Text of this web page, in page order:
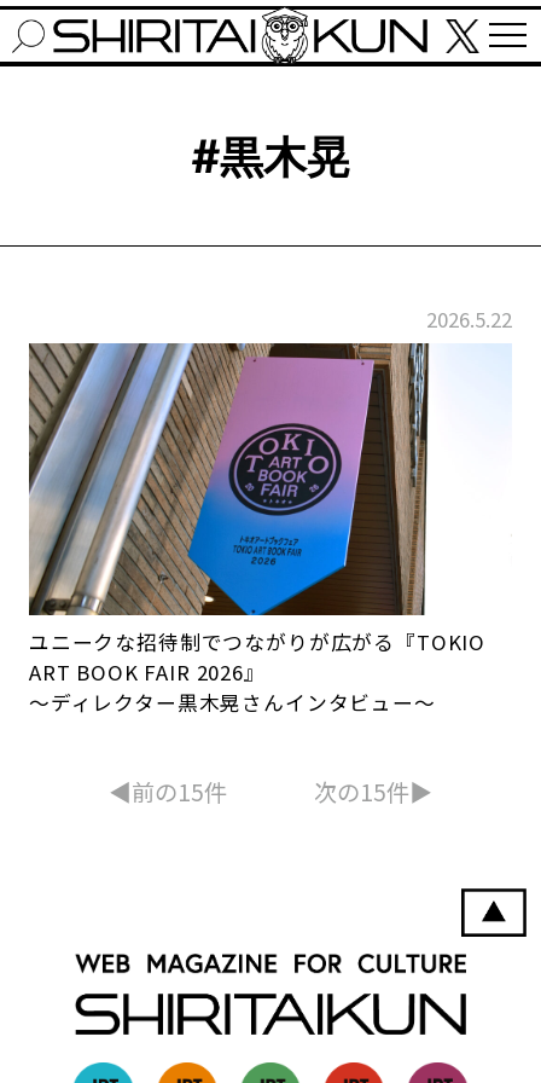
#黒木晃
2026.5.22
ユニークな招待制でつながりが広がる『TOKIO
ART BOOK FAIR 2026』
～ディレクター黒木晃さんインタビュー～
◀︎前の15件 次の15件▶︎